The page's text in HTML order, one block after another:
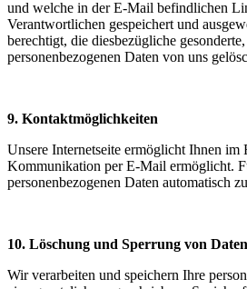
und welche in der E-Mail befindlichen
Verantwortlichen gespeichert und
berechtigt, die diesbezügliche
personenbezogenen Daten von uns
9. Kontaktmöglichkeiten
Unsere Internetseite ermöglicht Ihnen
Kommunikation per E-Mail ermöglicht.
personenbezogenen Daten automatisch
10. Löschung und Sperrung von Daten
Wir verarbeiten und speichern Ihre